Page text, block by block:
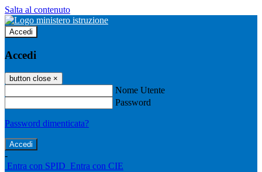
Salta al contenuto
Accedi
Accedi
button close ×
Nome Utente
Password
Password dimenticata?
-
Entra con SPID Entra con CIE